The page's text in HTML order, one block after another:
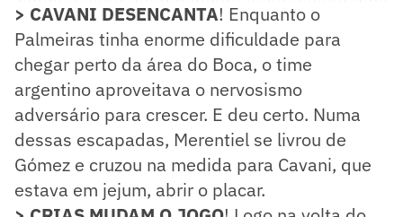
> CAVANI DESENCANTA! Enquanto o
Palmeiras tinha enorme dificuldade para
chegar perto da área do Boca, o time
argentino aproveitava o nervosismo
adversário para crescer. E deu certo. Numa
dessas escapadas, Merentiel se livrou de
Gómez e cruzou na medida para Cavani, que
estava em jejum, abrir o placar.